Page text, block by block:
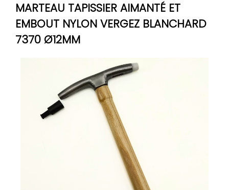
MARTEAU TAPISSIER AIMANTÉ ET
EMBOUT NYLON VERGEZ BLANCHARD
7370 Ø12MM